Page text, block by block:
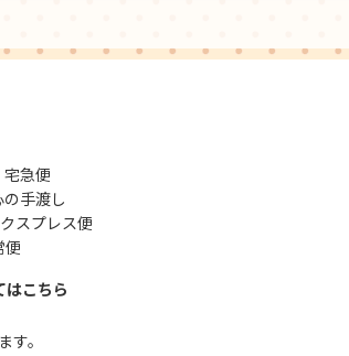
急便
手渡し
スプレス便
便
はこちら
す。